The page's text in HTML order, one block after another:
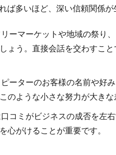
ば多いほど、深い信頼関係が
ーマーケットや地域の祭り
ょう。直接会話を交わすこ
ピーターのお客様の名前や好
のような小さな努力が大きな
コミがビジネスの成否を左
心がけることが重要です。